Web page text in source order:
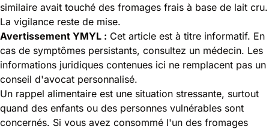
similaire avait touché des fromages frais à base de lait cru.
La vigilance reste de mise.
Avertissement YMYL : Cet article est à titre informatif. En
cas de symptômes persistants, consultez un médecin. Les
informations juridiques contenues ici ne remplacent pas un
conseil d'avocat personnalisé.
Un rappel alimentaire est une situation stressante, surtout
quand des enfants ou des personnes vulnérables sont
concernés. Si vous avez consommé l'un des fromages